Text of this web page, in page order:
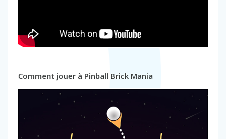
Comment jouer à Pinball Brick Mania